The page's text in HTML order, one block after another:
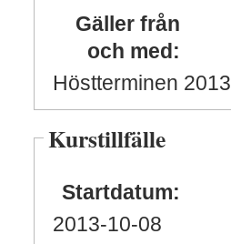
Gäller från
och med:
Höstterminen 2013
Kurstillfälle
Startdatum:
2013-10-08